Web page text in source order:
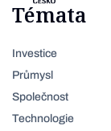
Témata
Investice
Průmysl
Společnost
Technologie